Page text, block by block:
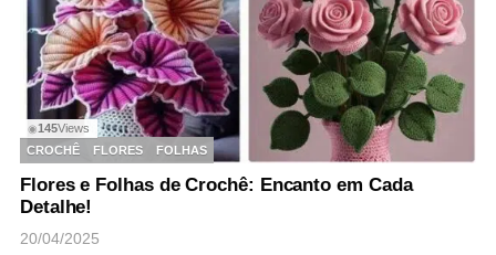
◉145Views
CROCHÊ
FLORES FOLHAS
Flores e Folhas de Crochê: Encanto em Cada
Detalhe!
20/04/2025